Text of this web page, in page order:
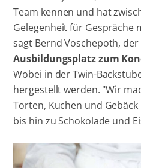
Team kennen und hat
Gelegenheit für Gespräche
sagt Bernd Voschepoth,
Ausbildungsplatz zum
Wobei in der Twin-
hergestellt werden. "Wir
Torten, Kuchen und
bis hin zu Schokolade und